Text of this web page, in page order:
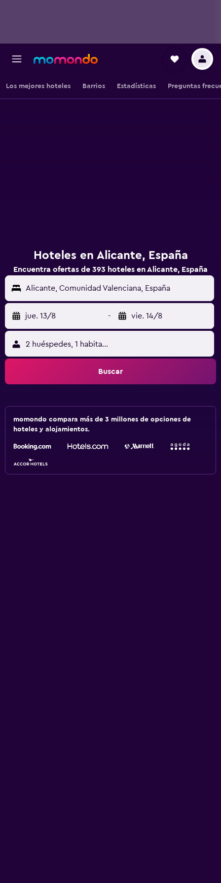
Los mejores hoteles Barrios Estadísticas Preguntas
Hoteles en Alicante, España
Encuentra ofertas de 393 hoteles en Alicante, España
Alicante, Comunidad Valenciana, España
jue. 13/8 - vie. 14/8
2 huéspedes, 1 habitación
Buscar
momondo compara más de 3 millones de opciones de
hoteles y alojamientos.